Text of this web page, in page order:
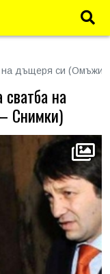
на дъщеря си (Омъжи
на
Снимки)